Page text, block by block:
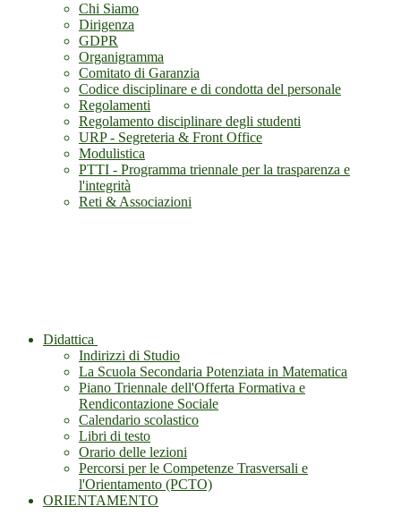
Chi Siamo
Dirigenza
GDPR
Organigramma
Comitato di Garanzia
Codice disciplinare e di condotta del personale
Regolamenti
Regolamento disciplinare degli studenti
URP - Segreteria & Front Office
Modulistica
PTTI - Programma triennale per la trasparenza e
l'integrità
Reti & Associazioni
Didattica
Indirizzi di Studio
La Scuola Secondaria Potenziata in Matematica
Piano Triennale dell'Offerta Formativa e
Rendicontazione Sociale
Calendario scolastico
Libri di testo
Orario delle lezioni
Percorsi per le Competenze Trasversali e
l'Orientamento (PCTO)
ORIENTAMENTO